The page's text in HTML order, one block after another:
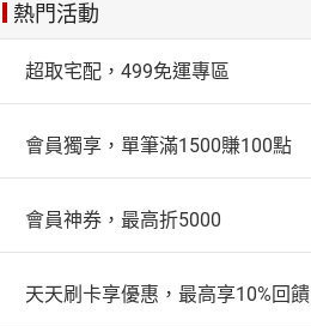
熱門活動
超取宅配，499免運專區
會員獨享，單筆滿1500賺100點
會員神券，最高折5000
天天刷卡享優惠，最高享10%回饋